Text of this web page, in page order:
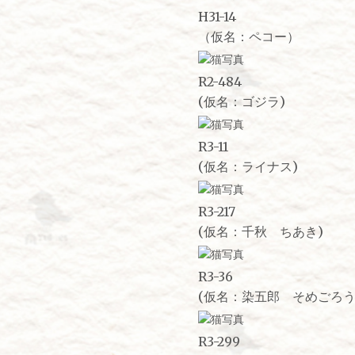
H31-14
（仮名：ペコー）
R2-484
(仮名：ゴジラ)
R3-11
(仮名：ライナス)
R3-217
(仮名：千秋 ちあき)
R3-36
(仮名：染五郎 そめごろ
R3-299